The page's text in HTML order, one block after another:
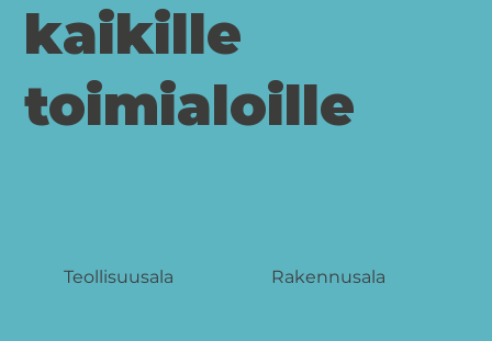
kaikille
toimialoille
Teollisuusala Rakennusala